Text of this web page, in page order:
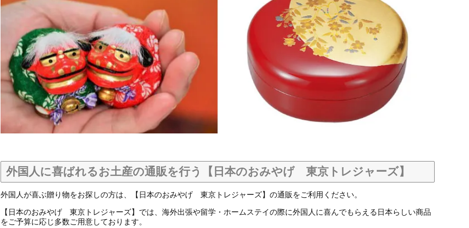
外国人に喜ばれるお土産の通販を行う【日本のおみやげ 東京トレジャーズ】
外国人が喜ぶ贈り物をお探しの方は、【日本のおみやげ 東京トレジャーズ】の通販 をご利用ください。
【日本のおみやげ 東京トレジャーズ】では、海外出張や留学・ホームステイの際に外国人に喜んでもらえる日本らしい商品
をご予算に応じ多数ご用意しております。